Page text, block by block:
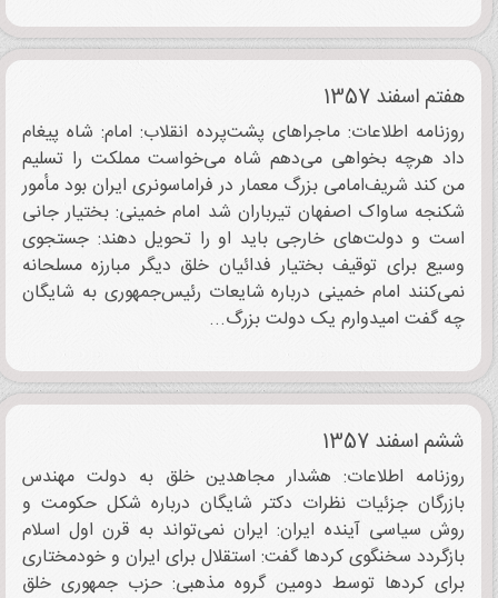
هفتم اسفند 1357
روزنامه اطلاعات: ماجراهای پشت‌پرده انقلاب: امام: شاه پیغام
داد هرچه بخواهی می‌دهم شاه می‌خواست مملکت را تسلیم
من کند شریف‌امامی بزرگ معمار در فراماسونری ایران بود مأمور
شکنجه ساواک اصفهان تیرباران شد امام خمینی: بختیار جانی
است و دولت‌های خارجی باید او را تحویل دهند: جستجوی
وسیع برای توقیف بختیار فدائیان خلق دیگر مبارزه مسلحانه
نمی‌کنند امام خمینی درباره شایعات رئیس‌‌جمهوری به شایگان
چه گفت امیدوارم یک دولت بزرگ...
ششم اسفند 1357
روزنامه اطلاعات: هشدار مجاهدین خلق به دولت مهندس
بازرگان جزئیات نظرات دکتر شایگان درباره شکل حکومت و
روش سیاسی آینده ایران: ایران نمی‌تواند به قرن اول اسلام
بازگردد سخنگوی کردها گفت: استقلال برای ایران و خودمختاری
برای کردها توسط دومین گروه مذهبی: حزب جمهوری خلق